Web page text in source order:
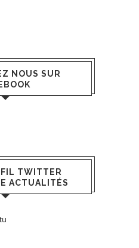
NOUS SUR
TWITTER
ACTUALITÉS